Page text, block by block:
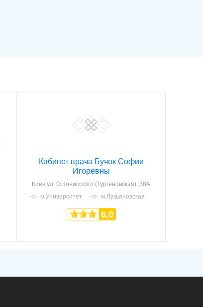
Кабинет врача Бучок Софии
Игоревны
Киев ул. О.Конисского (Тургеновская), 38А
м.Университет
м.Лукьяновская
6,0